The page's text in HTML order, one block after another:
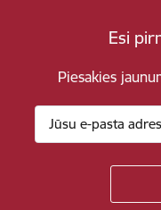
Esi
Piesakies